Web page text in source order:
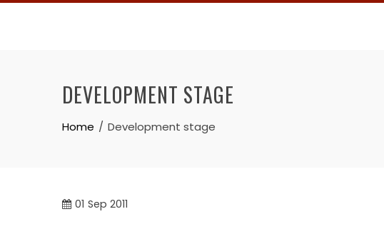
Skip
DEVELOPMENT STAGE
Home Development stage
01 Sep 2011